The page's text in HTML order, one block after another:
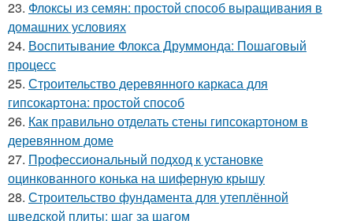
23. Флоксы из семян: простой способ выращивания в
домашних условиях
24. Воспитывание Флокса Друммонда: Пошаговый
процесс
25. Строительство деревянного каркаса для
гипсокартона: простой способ
26. Как правильно отделать стены гипсокартоном в
деревянном доме
27. Профессиональный подход к установке
оцинкованного конька на шиферную крышу
28. Строительство фундамента для утеплённой
шведской плиты: шаг за шагом